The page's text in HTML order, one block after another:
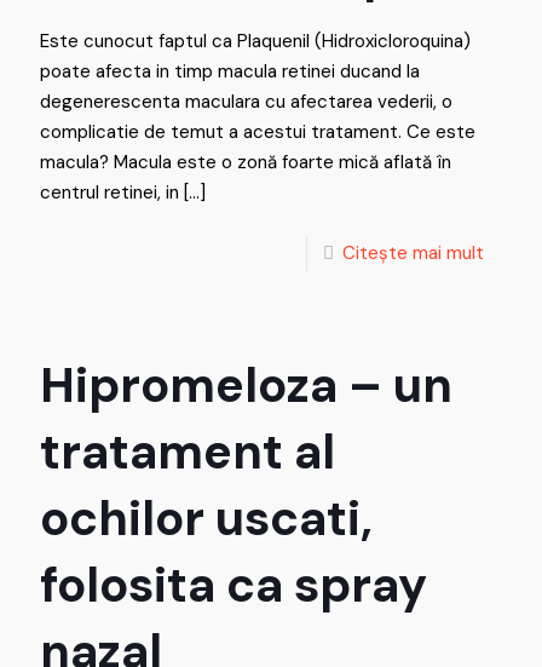
Este cunocut faptul ca Plaquenil (Hidroxicloroquina)
poate afecta in timp macula retinei ducand la
degenerescenta maculara cu afectarea vederii, o
complicatie de temut a acestui tratament. Ce este
macula? Macula este o zonă foarte mică aflată în
centrul retinei, in […]
Citește mai mult
Hipromeloza – un
tratament al
ochilor uscati,
folosita ca spray
nazal